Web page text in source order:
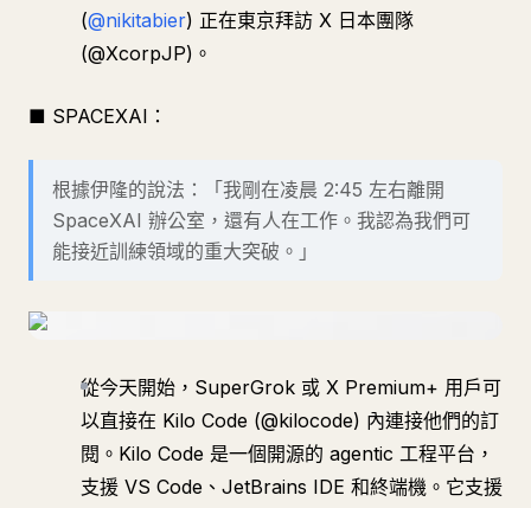
(@nikitabier) 正在東京拜訪 X 日本團隊
(@XcorpJP)。
■ SPACEXAI：
根據伊隆的說法：「我剛在凌晨 2:45 左右離開
SpaceXAI 辦公室，還有人在工作。我認為我們可
能接近訓練領域的重大突破。」
從今天開始，SuperGrok 或 X Premium+ 用戶可
以直接在 Kilo Code (@kilocode) 內連接他們的訂
閱。Kilo Code 是一個開源的 agentic 工程平台，
支援 VS Code、JetBrains IDE 和終端機。它支援